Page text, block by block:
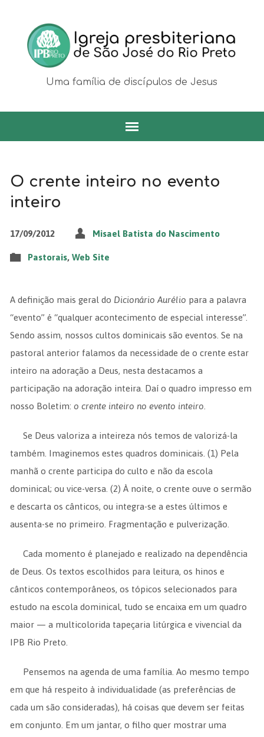
Uma família de discípulos de Jesus
O crente inteiro no evento
inteiro
17/09/2012 Misael Batista do Nascimento
Pastorais, Web Site
A definição mais geral do Dicionário Aurélio para a palavra
“evento” é “qualquer acontecimento de especial interesse”.
Sendo assim, nossos cultos dominicais são eventos. Se na
pastoral anterior falamos da necessidade de o crente estar
inteiro na adoração a Deus, nesta destacamos a
participação na adoração inteira. Daí o quadro impresso em
nosso Boletim: o crente inteiro no evento inteiro
Se Deus valoriza a inteireza nós temos de valorizá-la
também. Imaginemos estes quadros dominicais. (1) Pela
manhã o crente participa do culto e não da escola
dominical; ou vice-versa. (2) À noite, o crente ouve o sermão
e descarta os cânticos, ou integra-se a estes últimos e
ausenta-se no primeiro. Fragmentação e pulverização.
Cada momento é planejado e realizado na dependência
de Deus. Os textos escolhidos para leitura, os hinos e
cânticos contemporâneos, os tópicos selecionados para
estudo na escola dominical, tudo se encaixa em um quadro
maior — a multicolorida tapeçaria litúrgica e vivencial da
IPB Rio Preto.
Pensemos na agenda de uma família. Ao mesmo tempo
em que há respeito à individualidade (as preferências de
cada um são consideradas), há coisas que devem ser feitas
em conjunto. Em um jantar, o filho quer mostrar uma